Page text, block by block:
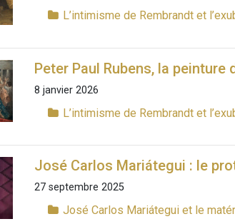
L’intimisme de Rembrandt et
Peter Paul Rubens, la
8 janvier 2026
L’intimisme de Rembrandt et
José Carlos Mariátegui : le
27 septembre 2025
José Carlos Mariátegui et le